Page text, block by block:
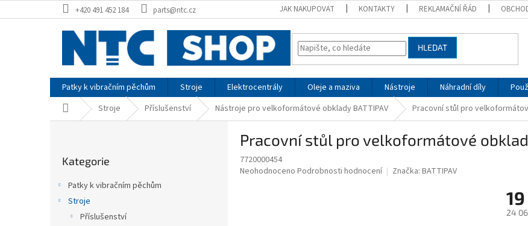
na
+420 491 452 184 parts@ntc.cz JAK NAKUPOVAT KONTAKTY REKLAMAČNÍ ŘÁD
HLEDAT
Patky k vibračním pěchům Stroje Elektrocentrály Oleje a maziva Nástroje Náhradní díly
Domů Stroje Příslušenství Nástroje pro velkoformátové obklady BATTIPAV Pracovní stůl pro
kategorie
Kategorie
Patky k vibračním pěchům
Stroje
Příslušenství
Pracovní stůl pro velkoformátové obklady
7720000454
Průměrné
Neohodnoceno Podrobnosti hodnocení Značka: BATTIPAV
24